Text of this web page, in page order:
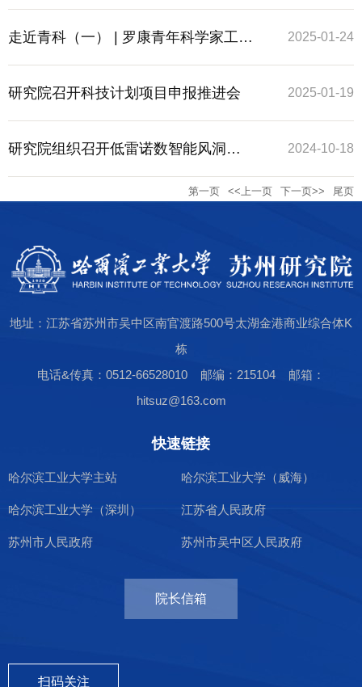
工作室
走近青科（一） | 罗康青年科学家工作
室
2025-01-24
研究院召开科技计划项目申报推进会 2025-01-19
研究院组织召开低雷诺数智能风洞建
设方案可行性评审会
2024-10-18
第一页 <<上一页 下一页>> 尾页
地址：江苏省苏州市吴中区南官渡路500号太湖金港商业综合体K
栋
电话&传真：0512-66528010 邮编：215104 邮箱：
hitsuz@163.com
快速链接
哈尔滨工业大学主站 哈尔滨工业大学（威海）
哈尔滨工业大学（深圳） 江苏省人民政府
苏州市人民政府 苏州市吴中区人民政府
院长信箱
扫码关注